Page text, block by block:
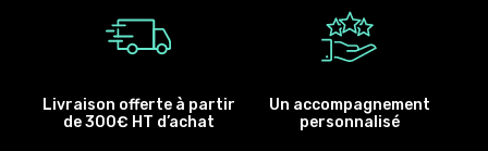
Livraison offerte à partir
de 300€ HT d’achat
Un accompagnement
personnalisé